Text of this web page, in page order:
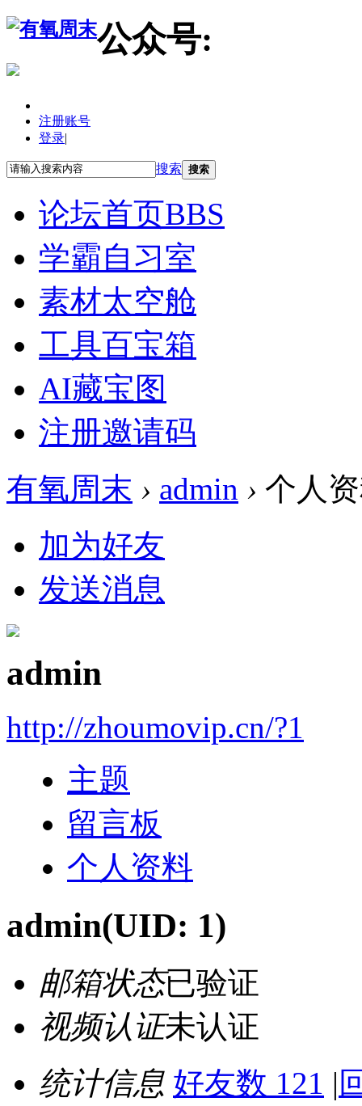
公众号:
注册账号
登录|
搜索 搜索
论坛首页BBS
学霸自习室
素材太空舱
工具百宝箱
AI藏宝图
注册邀请码
有氧周末 › admin › 个人
加为好友
发送消息
admin
http://zhoumovip.cn/?1
主题
留言板
个人资料
admin(UID: 1)
邮箱状态已验证
视频认证未认证
统计信息 好友数 121 |